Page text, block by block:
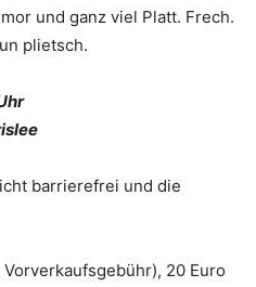
und ganz viel Platt. Frech.
plietsch.
barrierefrei und die
20 Euro